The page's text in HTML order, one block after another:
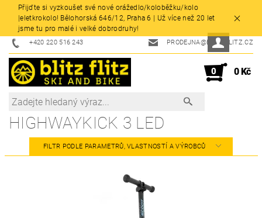
Přijďte si vyzkoušet své nové orážedlo/koloběžku/kolo
|eletkrokolo! Bělohorská 646/12, Praha 6 | Už více než 20 let
jsme tu pro malé i velké dobrodruhy!
+420 220 516 243 PRODEJNA@BLITZFLITZ.CZ
0 0 Kč
HIGHWAYKICK 3 LED
FILTR PODLE PARAMETRŮ, VLASTNOSTÍ A VÝROBCŮ